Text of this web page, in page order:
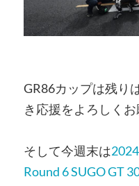
GR86カップは残り
き応援をよろしく
そして今週末は
Round 6 SUGO GT